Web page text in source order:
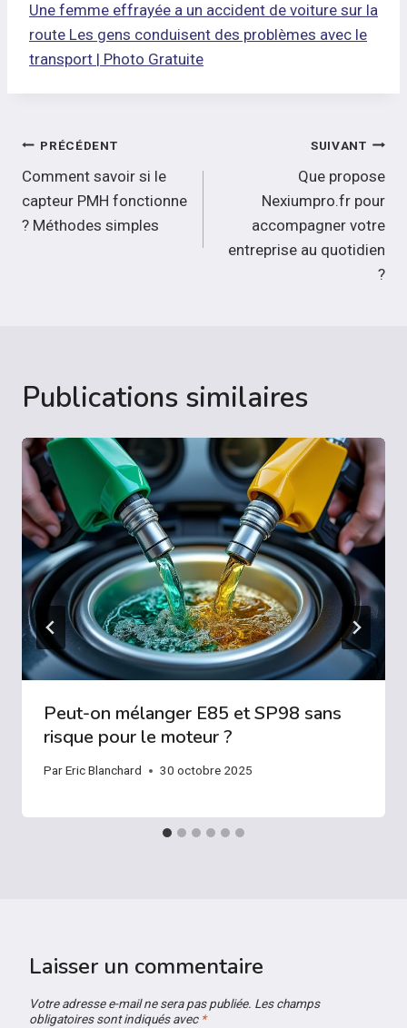
Une femme effrayée a un accident de voiture sur la
route Les gens conduisent des problèmes avec le
transport | Photo Gratuite
Navigation
de
l’article
PRÉCÉDENT
Comment savoir si le
capteur PMH fonctionne
? Méthodes simples
SUIVANT
Que propose
Nexiumpro.fr pour
accompagner votre
entreprise au quotidien
?
Publications similaires
Peut-on mélanger E85 et SP98 sans
risque pour le moteur ?
ParEric Blanchard 30 octobre 2025
Laisser un commentaire
Votre adresse e-mail ne sera pas publiée. Les champs
obligatoires sont indiqués avec *